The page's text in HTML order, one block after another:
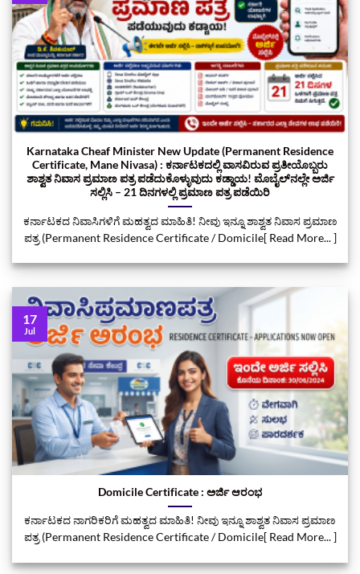
Karnataka Cheaf Minister New Update (Permanent Residence
Certificate, Mane Nivasa) : ಕರ್ನಾಟಕದಲ್ಲಿ ವಾಸವಿರುವ ಪ್ರತೀಯೊಬ್ಬರು
ಶಾಶ್ವತ ನಿವಾಸ ಪ್ರಮಾಣ ಪತ್ರ ಪಡೆದುಕೊಳ್ಳುವುದು ಕಡ್ಡಾಯ! ಮೊಬೈಲ್‌ನಲ್ಲೇ ಅರ್ಜಿ
ಸಲ್ಲಿಸಿ – 21 ದಿನಗಳಲ್ಲಿ ಪ್ರಮಾಣ ಪತ್ರ ಪಡೆಯಿರಿ
ಕರ್ನಾಟಕದ ನಿವಾಸಿಗಳಿಗೆ ಮಹತ್ವದ ಮಾಹಿತಿ! ನೀವು ಇನ್ನೂ ಶಾಶ್ವತ ನಿವಾಸ ಪ್ರಮಾಣ
ಪತ್ರ (Permanent Residence Certificate / Domicile[ Read More... ]
Domicile Certificate : ಅರ್ಜಿ ಆರಂಭ
ಕರ್ನಾಟಕದ ನಾಗರಿಕರಿಗೆ ಮಹತ್ವದ ಮಾಹಿತಿ! ನೀವು ಇನ್ನೂ ಶಾಶ್ವತ ನಿವಾಸ ಪ್ರಮಾಣ
ಪತ್ರ (Permanent Residence Certificate / Domicile[ Read More... ]
17
Jul